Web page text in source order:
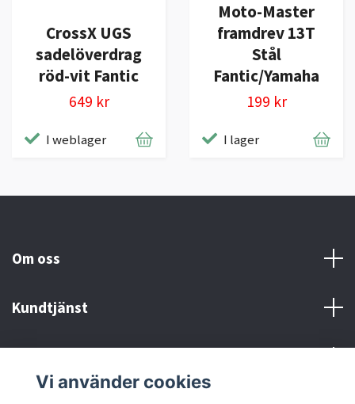
CrossX UGS
sadelöverdrag
röd-vit Fantic
649 kr
I weblager
Moto-Master
framdrev 13T
Stål
Fantic/Yamaha
199 kr
I lager
Om oss
Kundtjänst
Vi använder cookies